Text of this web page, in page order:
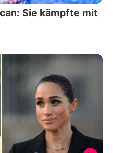
Sie kämpfte mit